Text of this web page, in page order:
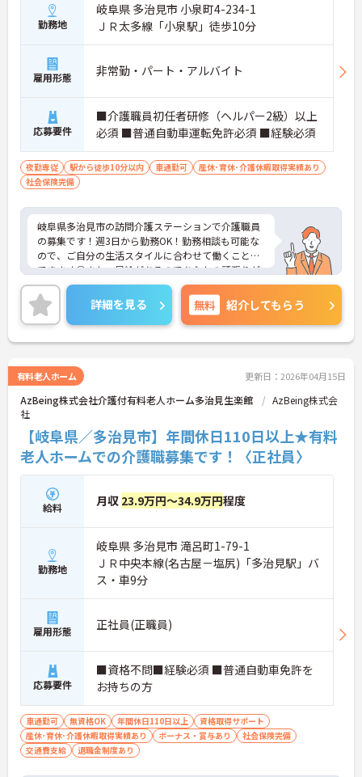
勤務地
岐阜県 多治見市 小泉町4-234-1
ＪＲ太多線「小泉駅」徒歩10分
雇用形態 非常勤・パート・アルバイト
応募要件
■介護職員初任者研修（ヘルパー2級）以上
必須 ■普通自動車運転免許必須 ■経験必須
夜勤専従 駅から徒歩10分以内 車通勤可
産休･育休･介護休暇取得実績あり
社会保険完備
岐阜県多治見市の訪問介護ステーションで介護職員
の募集です！週3日から勤務OK！勤務相談も可能な
ので、ご自分の生活スタイルに合わせて働くことが
できます◎また、昇給があるのであなたの頑張りが
しっかり評価されます♪ご興味のある方は面接ポイ
ントをお伝えしますので、お気軽にご連絡くださ
い！
詳細を見る 無料 紹介してもらう
有料老人ホーム 更新日：2026年04月15日
AzBeing株式会社介護付有料老人ホーム多治見生楽館
AzBeing株式会
社
【岐阜県／多治見市】年間休日110日以上★有料
老人ホームでの介護職募集です！〈正社員〉
給料 月収 23.9万円～34.9万円程度
勤務地
岐阜県 多治見市 滝呂町1-79-1
ＪＲ中央本線(名古屋－塩尻)「多治見駅」バ
ス・車9分
雇用形態 正社員(正職員)
応募要件
■資格不問■経験必須 ■普通自動車免許を
お持ちの方
車通勤可 無資格OK 年間休日110日以上
資格取得サポート
産休･育休･介護休暇取得実績あり
ボーナス・賞与あり
社会保険完備
交通費支給
退職金制度あり